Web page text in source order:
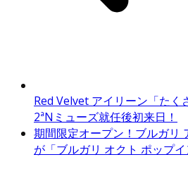
Red Velvet アイリーン「たく
2ªNミューズ就任後初来日！
期間限定オープン！ブルガリ
が「ブルガリ オクト ポップ